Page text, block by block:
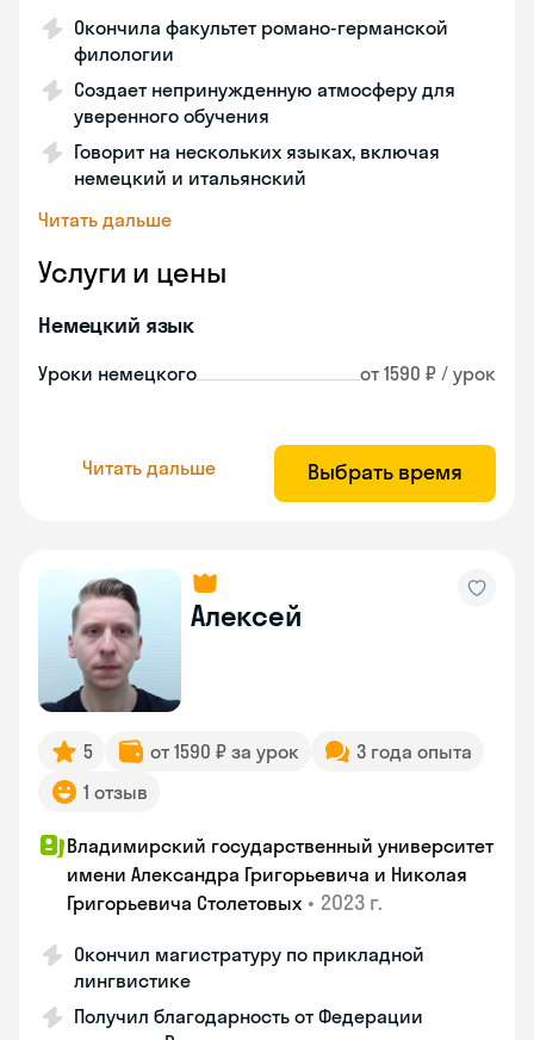
Окончила факультет романо-германской
филологии
Создает непринужденную атмосферу для
уверенного обучения
Говорит на нескольких языках, включая
немецкий и итальянский
Читать дальше
Услуги и цены
Немецкий язык
Уроки немецкого от 1590 ₽ / урок
Читать дальше Выбрать время
Алексей
5 от 1590 ₽ за урок
3 года опыта
1 отзыв
Владимирский государственный университет
имени Александра Григорьевича и Николая
Григорьевича Столетовых • 2023 г.
Окончил магистратуру по прикладной
лингвистике
Получил благодарность от Федерации